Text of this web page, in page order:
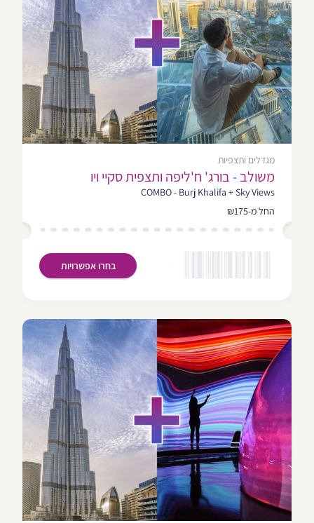
מגדלים ותצפיות
משולב - בורג' ח'ליפה ותצפית סקיי ויו
COMBO - Burj Khalifa + Sky Views
החל מ-₪175
בחרו אפשרויות